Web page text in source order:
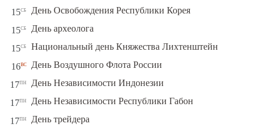
15сб День Освобождения Республики Корея
15сб День археолога
15сб Национальный день Княжества Лихтенштейн
16вс День Воздушного Флота России
17пн День Независимости Индонезии
17пн День Независимости Республики Габон
17пн День трейдера